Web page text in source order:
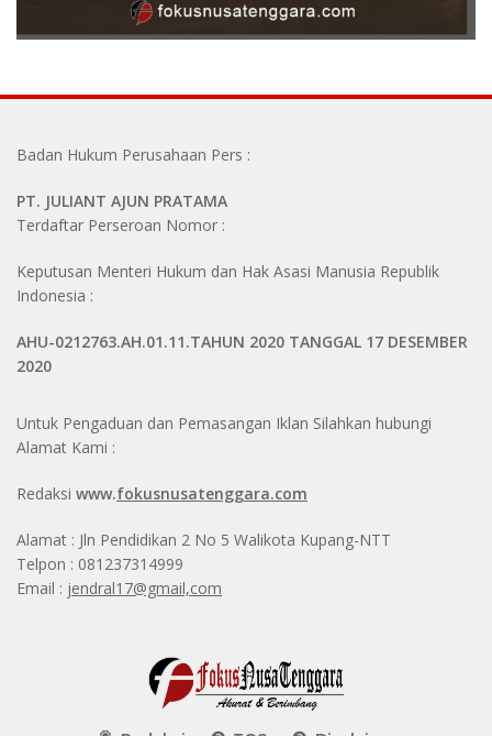
Badan Hukum Perusahaan Pers :
PT. JULIANT AJUN PRATAMA
Terdaftar Perseroan Nomor :
Keputusan Menteri Hukum dan Hak Asasi Manusia Republik
Indonesia :
AHU-0212763.AH.01.11.TAHUN 2020 TANGGAL 17 DESEMBER
2020
Untuk Pengaduan dan Pemasangan Iklan Silahkan hubungi
Alamat Kami :
Redaksi www.fokusnusatenggara.com
Alamat : Jln Pendidikan 2 No 5 Walikota Kupang-NTT
Telpon : 081237314999
Email : jendral17@gmail,com